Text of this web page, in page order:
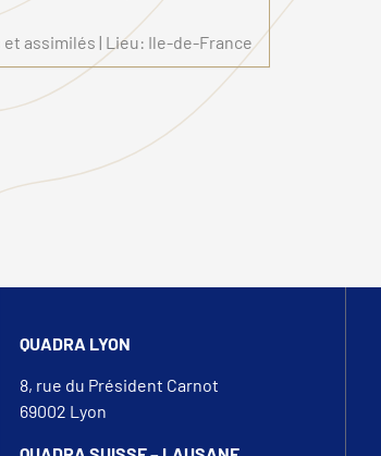
assimilés | Lieu: Ile-de-France
QUADRA LYON
8, rue du Président Carnot
69002 Lyon